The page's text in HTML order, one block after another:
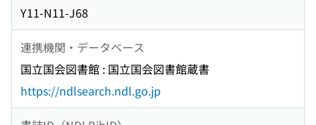
Y11-N11-J68
連携機関・データベース
国立国会図書館 : 国立国会図書館蔵書
https://ndlsearch.ndl.go.jp